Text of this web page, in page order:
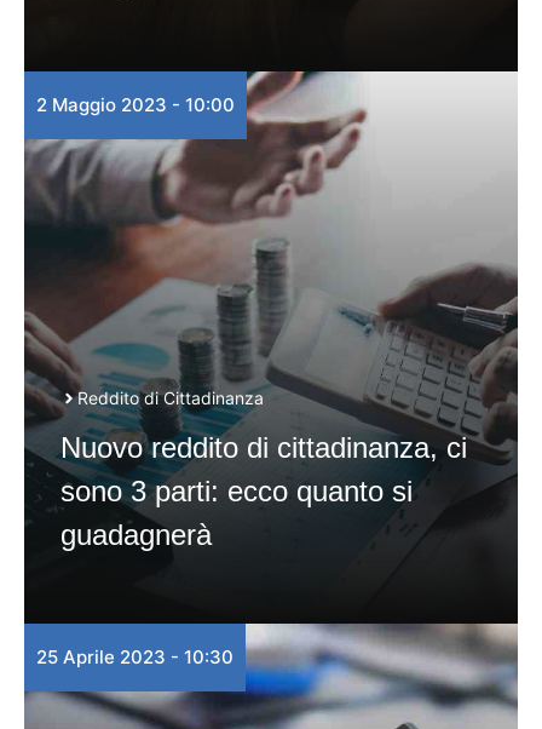
2 Maggio 2023 - 10:00
Reddito di Cittadinanza
Nuovo reddito di cittadinanza, ci
sono 3 parti: ecco quanto si
guadagnerà
25 Aprile 2023 - 10:30